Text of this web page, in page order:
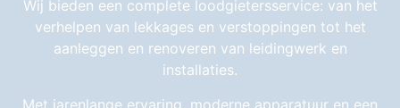
Wij bieden een complete loodgietersservice: van het
verhelpen van lekkages en verstoppingen tot het
aanleggen en renoveren van leidingwerk en
installaties.
Met jarenlange ervaring, moderne apparatuur en een